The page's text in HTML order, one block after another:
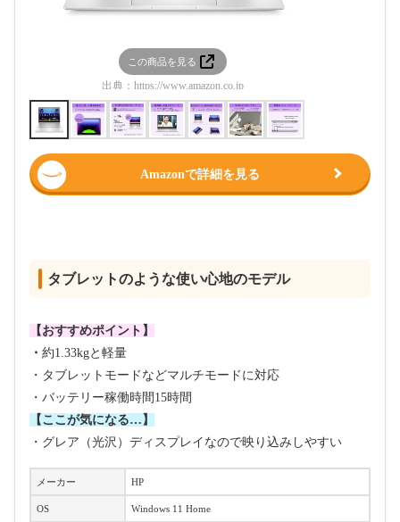
この商品を見る
出典： https://www.amazon.co.jp
Amazonで詳細を見る
タブレットのような使い心地のモデル
【おすすめポイント】
・ 約1.33kgと軽量
・タブレットモードなどマルチモードに対応
・バッテリー稼働時間15時間
【ここが気になる…】
・グレア（光沢）ディスプレイなので映り込みしやすい
メーカー HP
OS Windows 11 Home